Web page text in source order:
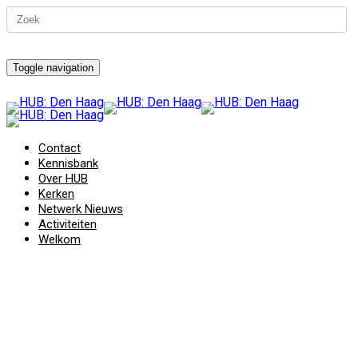
Toggle navigation
Contact
Kennisbank
Over HUB
Kerken
Netwerk Nieuws
Activiteiten
Welkom